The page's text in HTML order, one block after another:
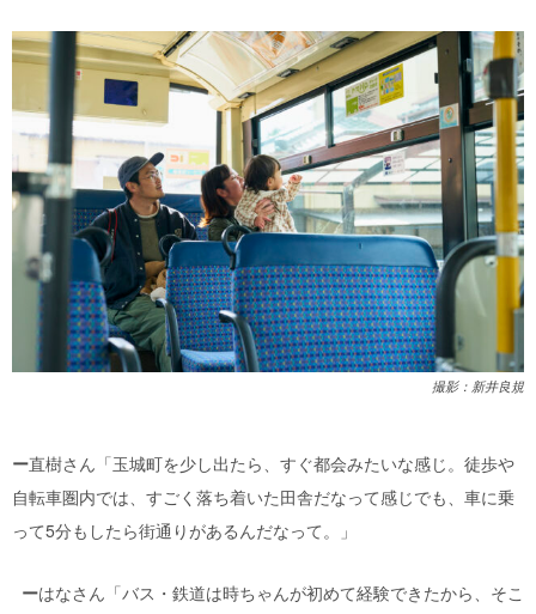
撮影：新井良規
ー直樹さん「玉城町を少し出たら、すぐ都会みたいな感じ。徒歩や
自転車圏内では、すごく落ち着いた田舎だなって感じでも、車に乗
って5分もしたら街通りがあるんだなって。」
ーはなさん「バス・鉄道は時ちゃんが初めて経験できたから、そこ